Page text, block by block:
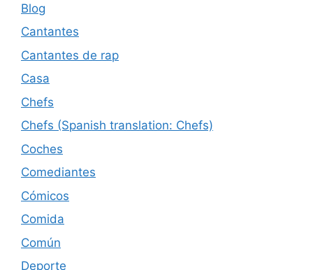
Blog
Cantantes
Cantantes de rap
Casa
Chefs
Chefs (Spanish translation: Chefs)
Coches
Comediantes
Cómicos
Comida
Común
Deporte